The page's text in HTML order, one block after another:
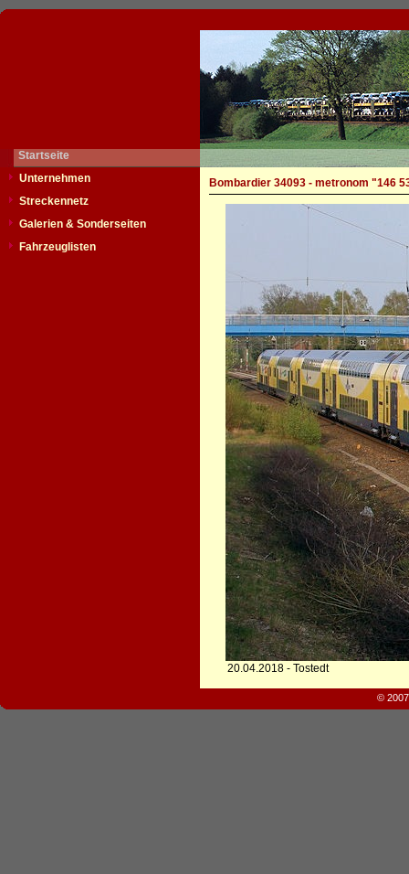
Startseite
Unternehmen
Streckennetz
Galerien & Sonderseiten
Fahrzeuglisten
Bombardier 34093 - metronom "146
20.04.2018 - Tostedt
©